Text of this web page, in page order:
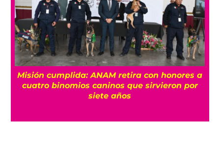
Misión cumplida: ANAM retira con honores a
cuatro binomios caninos que sirvieron por
siete años